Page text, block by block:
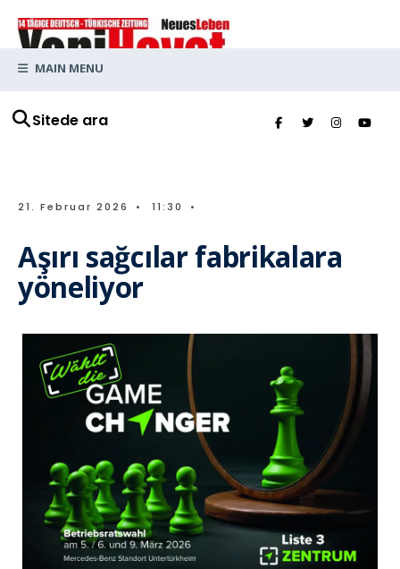
Sitede ara
MAIN MENU
21. Februar 2026 • 11:30 •
Aşırı sağcılar fabrikalara
yöneliyor